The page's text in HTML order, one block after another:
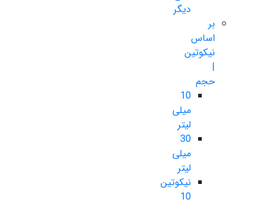
دیگر
بر
اساس
نیکوتین
|
حجم
10
میلی
لیتر
30
میلی
لیتر
نیکوتین
10